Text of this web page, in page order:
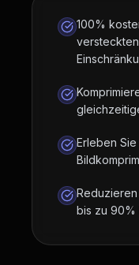
100%
Erleben
bis zu 90%